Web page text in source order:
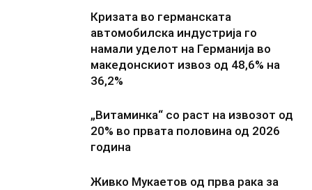
Кризата во германската
автомобилска индустрија го
намали уделот на Германија во
македонскиот извоз од 48,6% на
36,2%
„Витаминка“ со раст на извозот од
20% во првата половина од 2026
година
Живко Мукаетов од прва рака за